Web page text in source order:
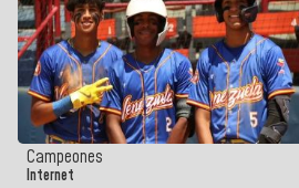
Campeones
Internet